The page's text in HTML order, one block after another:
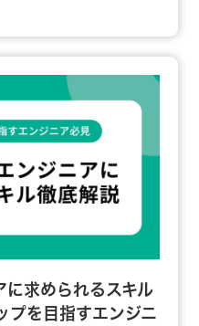
に求められるスキル
プを目指すエンジニ